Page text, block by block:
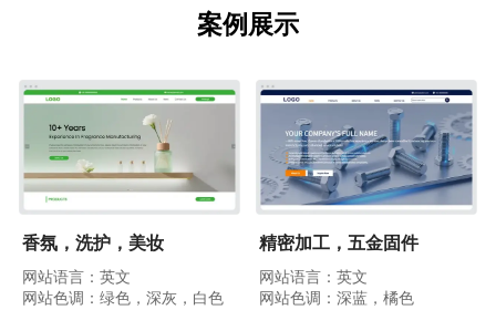
垒，实现国内外市场拓展与品牌价值提升。
案例展示
香氛，洗护，美妆
网站语言：英文
网站色调：绿色，深灰，白色
精密加工，五金固件
网站语言：英文
网站色调：深蓝，橘色